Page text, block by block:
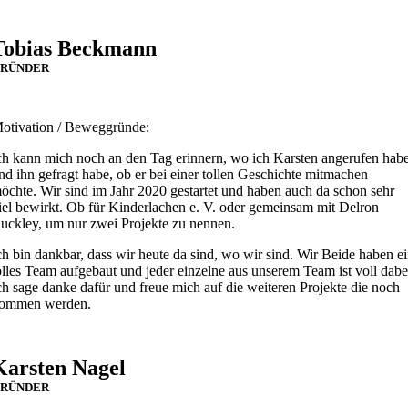
Beckmann
/ Beweggründe:
kann mich noch an den Tag erinnern, wo ich Karsten angerufen
ihn gefragt habe, ob er bei einer tollen Geschichte mitmachen
Wir sind im Jahr 2020 gestartet und haben auch da schon sehr
bewirkt. Ob für Kinderlachen e. V. oder gemeinsam mit Delron
um nur zwei Projekte zu nennen.
bin dankbar, dass wir heute da sind, wo wir sind. Wir Beide haben
Team aufgebaut und jeder einzelne aus unserem Team ist voll
sage danke dafür und freue mich auf die weiteren Projekte die noch
werden.
Nagel